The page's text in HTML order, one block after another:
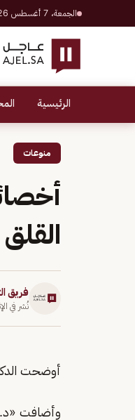
الجمعة، 7 أغسطس 2026 · 24 صفر 1448 هـ
الرئيسية
منوعات
القلق
فريق
نُشر في
أوضحت
وأضافت «د.